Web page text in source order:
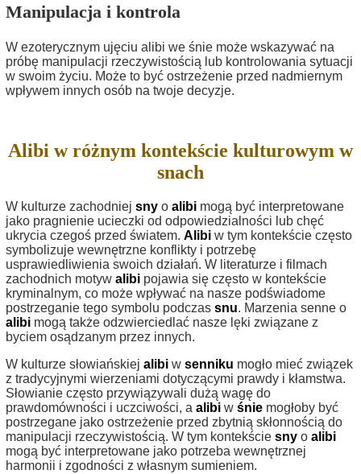
Manipulacja i kontrola
W ezoterycznym ujęciu alibi we śnie może wskazywać na
próbę manipulacji rzeczywistością lub kontrolowania sytuacji
w swoim życiu. Może to być ostrzeżenie przed nadmiernym
wpływem innych osób na twoje decyzje.
Alibi w różnym kontekście kulturowym w
snach
W kulturze zachodniej sny o alibi mogą być interpretowane
jako pragnienie ucieczki od odpowiedzialności lub chęć
ukrycia czegoś przed światem. Alibi w tym kontekście często
symbolizuje wewnętrzne konflikty i potrzebę
usprawiedliwienia swoich działań. W literaturze i filmach
zachodnich motyw alibi pojawia się często w kontekście
kryminalnym, co może wpływać na nasze podświadome
postrzeganie tego symbolu podczas snu. Marzenia senne o
alibi mogą także odzwierciedlać nasze lęki związane z
byciem osądzanym przez innych.
W kulturze słowiańskiej alibi w senniku mogło mieć związek
z tradycyjnymi wierzeniami dotyczącymi prawdy i kłamstwa.
Słowianie często przywiązywali dużą wagę do
prawdomówności i uczciwości, a alibi w śnie mogłoby być
postrzegane jako ostrzeżenie przed zbytnią skłonnością do
manipulacji rzeczywistością. W tym kontekście sny o alibi
mogą być interpretowane jako potrzeba wewnętrznej
harmonii i zgodności z własnym sumieniem.